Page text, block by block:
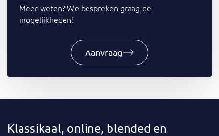
Meer weten? We bespreken graag de
mogelijkheden!
Aanvraag
Klassikaal, online, blended en